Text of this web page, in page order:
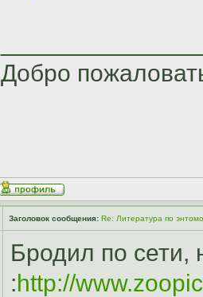
Добро
Заголовок сообщения: Re: Литература по
Бродил по сети,
:http://